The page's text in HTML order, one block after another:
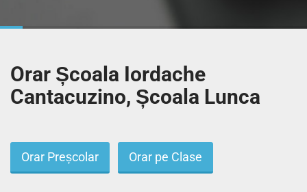
Orar Școala Iordache
Cantacuzino, Școala Lunca
Orar Preșcolar Orar pe Clase